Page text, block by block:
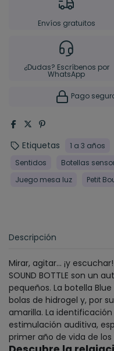
Envíos gratuitos
¿Dudas? Escríbenos por
WhatsApp
Pago
Etiquetas 1 a 3 años
Sentidos
Botellas
Juego mesa luz
Petit
Descripción
Mirar, agitar... ¡y
SOUND BOTTLE son un
pequeños. La botella
bolas de hidrogel y, por
amarilla. La
estimulación auditiva,
primer año de vida de los